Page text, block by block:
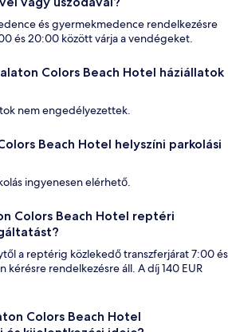
és gyermekmedence rendelkezésre
és 20:00 között várja a vendégeket.
Colors Beach Hotel háziállatok
nem engedélyezettek.
Beach Hotel helyszíni parkolási
ingyenesen elérhető.
Colors Beach Hotel reptéri
a reptérig közlekedő transzferjárat 7:00 és
kérésre rendelkezésre áll. A díj 140 EUR
Colors Beach Hotel